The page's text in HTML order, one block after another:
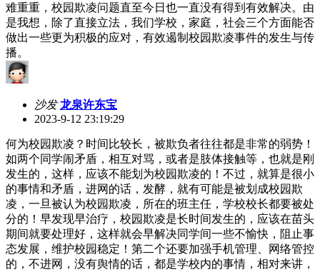
难重重，校园欺凌问题直至今日也一直没有得到有效解决。由
是我想，除了直接立法，我们学校，家庭，社会三个方面能否
做出一些更为积极的应对，有效遏制校园欺凌事件的发生与传
播。
沙发 龙泉许东宝
2023-9-12 23:19:29
何为校园欺凌？时间比较长，被欺负者往往都是非常的弱势！
如两个同学闹矛盾，相互对骂，或者是肢体接触等，也就是刚
发生的，这样，应该不能划为校园欺凌的！不过，就算是很小
的事情和矛盾，进网的话，发酵，就有可能是被划成校园欺
凌，一旦被认为校园欺凌，所在的班主任，学校校长都要被处
分的！早发现早治疗，校园欺凌是长时间发生的，应该在苗头
期间就要处理好，这样就会早解决同学间一些不愉快，阻止事
态发展，维护校园稳定！第二个还要加强手机管理、网络管控
的，不进网，没有舆情的话，都是学校内的事情，相对来讲，